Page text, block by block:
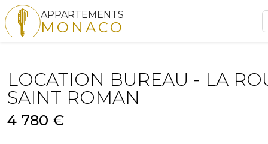
APPARTEMENTS
MONACO
LOCATION BUREAU - LA
SAINT ROMAN
4 780 €